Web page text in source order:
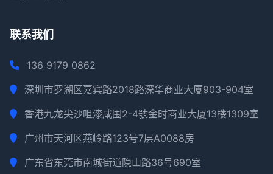
联系我们
136 9179 0862
深圳市罗湖区嘉宾路2018路深华商业大厦903-904室
香港九龙尖沙咀漆咸围2-4號金时商业大厦13楼1309室
广州市天河区燕岭路123号7层A0088房
广东省东莞市南城街道隐山路36号690室